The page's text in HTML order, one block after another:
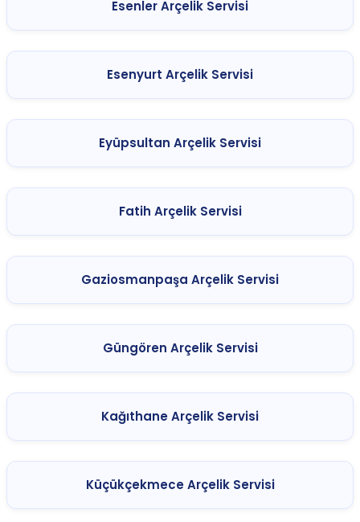
Esenler Arçelik Servisi
Esenyurt Arçelik Servisi
Eyüpsultan Arçelik Servisi
Fatih Arçelik Servisi
Gaziosmanpaşa Arçelik Servisi
Güngören Arçelik Servisi
Kağıthane Arçelik Servisi
Küçükçekmece Arçelik Servisi